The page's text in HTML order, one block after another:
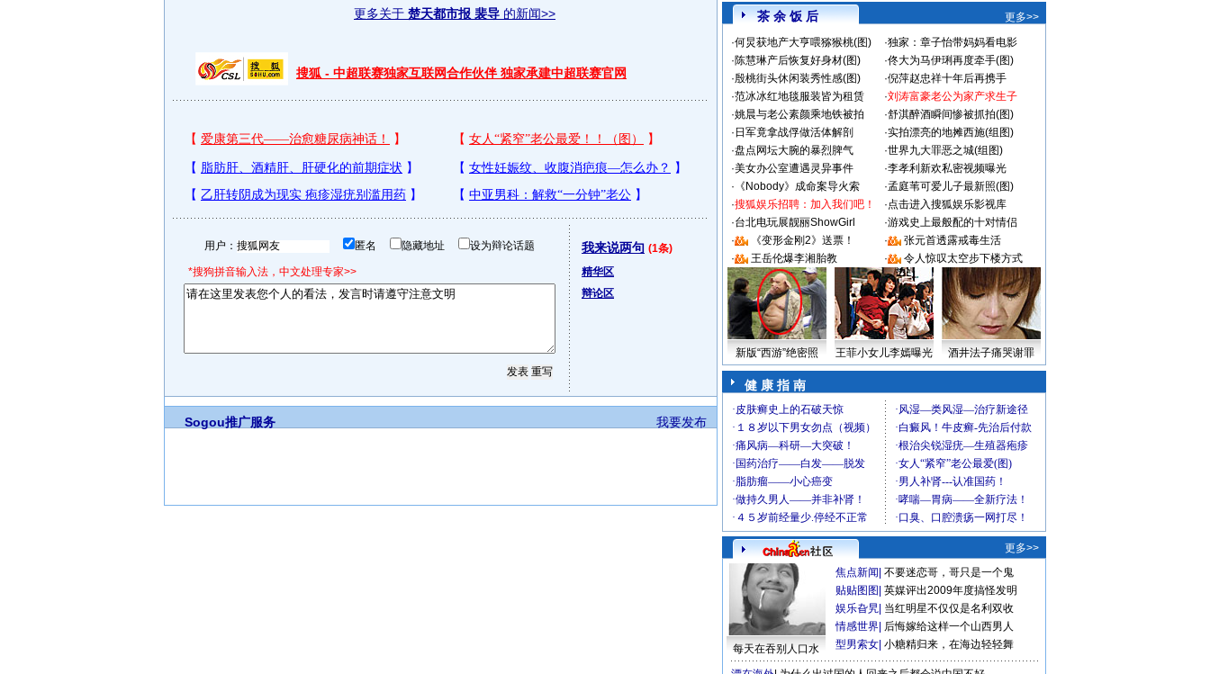
更多关于 楚天都市报 裴导 的新闻>>
搜狐 - 中超联赛独家互联网合作伙伴 独家承建中超联赛官网
用户： 匿名 隐藏地址 设为辩论话题
*搜狗拼音输入法，中文处理专家>>
我来说两句 (1条)
精华区
辩论区
我要发布
Sogou推广服务
茶 余 饭 后
更多>>
·何炅获地产大亨喂猕猴桃(图) ·独家：章子怡带妈妈看电影
·陈慧琳产后恢复好身材(图) ·佟大为马伊琍再度牵手(图)
·殷桃街头休闲装秀性感(图) ·倪萍赵忠祥十年后再携手
·范冰冰红地毯服装皆为租赁 ·刘涛富豪老公为家产求生子
·姚晨与老公素颜乘地铁被拍 ·舒淇醉酒瞬间惨被抓拍(图)
· 日军竟拿战俘做活体解剖 ·实拍漂亮的地摊西施(组图)
·盘点网坛大腕的暴烈脾气 ·世界九大罪恶之城(组图)
·美女办公室遭遇灵异事件 ·李孝利新欢私密视频曝光
· 《Nobody》成命案导火索 ·孟庭苇可爱儿子最新照(图)
·搜狐娱乐招聘：加入我们吧！ ·点击进入搜狐娱乐影视库
·台北电玩展靓丽ShowGirl ·游戏史上最般配的十对情侣
·
《变形金刚2》送票！ ·
张元首透露戒毒生活
·
王岳伦爆李湘胎教 · 令人惊叹太空步下楼方式
新版“西游”绝密照 王菲小女儿李嫣曝光 酒井法子痛哭谢罪
健 康 指 南
更多>>
每天在吞别人口水
焦点新闻 不要迷恋哥，哥只是一个鬼
贴贴图图 英媒评出2009年度搞怪发明
娱乐旮旯 当红明星不仅仅是名利双收
情感世界 后悔嫁给这样一个山西男人
型男索女 小糖精归来，在海边轻轻舞